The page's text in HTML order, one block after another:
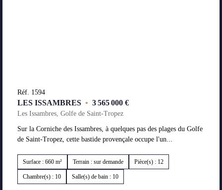
Réf. 1594
LES ISSAMBRES • 3 565 000 €
Les Issambres, Golfe de Saint-Tropez
Sur la Corniche des Issambres, à quelques pas des plages du Golfe
de Saint-Tropez, cette bastide provençale occupe l'un...
Surface : 660 m² Terrain : sur demande Pièce(s) : 12
Chambre(s) : 10 Salle(s) de bain : 10